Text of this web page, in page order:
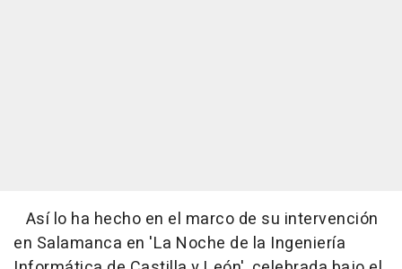
Así lo ha hecho en el marco de su intervención
en Salamanca en 'La Noche de la Ingeniería